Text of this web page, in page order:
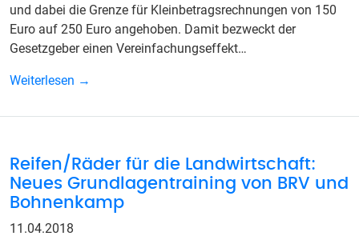
und dabei die Grenze für Kleinbetragsrechnungen von 150
Euro auf 250 Euro angehoben. Damit bezweckt der
Gesetzgeber einen Vereinfachungseffekt…
Weiterlesen →
Reifen/Räder für die Landwirtschaft:
Neues Grundlagentraining von BRV und
Bohnenkamp
11.04.2018